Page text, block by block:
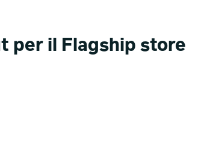
per il Flagship store